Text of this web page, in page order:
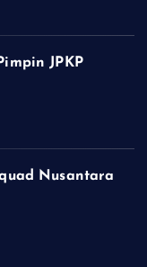
JPKP
Nusantara